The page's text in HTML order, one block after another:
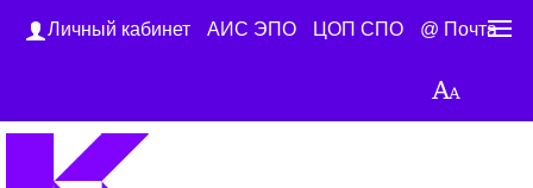
Личный кабинет АИС ЭПО ЦОП СПО @ Почта